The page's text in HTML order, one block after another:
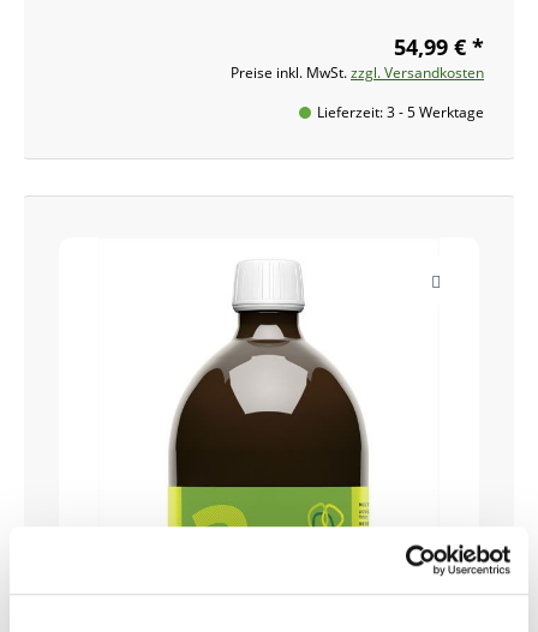
54,99 € *
Preise inkl. MwSt.zzgl. Versandkosten
Lieferzeit: 3 - 5 Werktage